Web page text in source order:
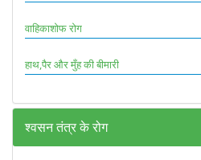
वाहिकाशोफ रोग
हाथ,पैर और मुँह की बीमारी
श्वसन तंत्र के रोग